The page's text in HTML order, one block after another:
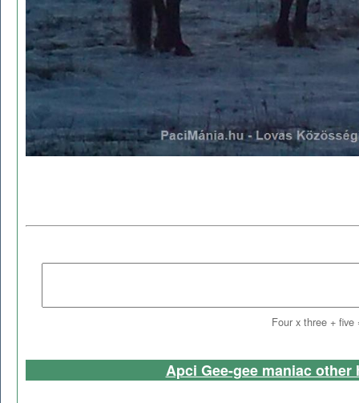
Four x three +
Apci Gee-gee maniac